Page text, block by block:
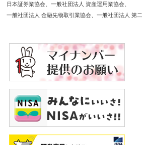
日本証券業協会
一般社団法人 資産運用業協会
一般社団法人 金融先物取引業協会
一般社団法人 第